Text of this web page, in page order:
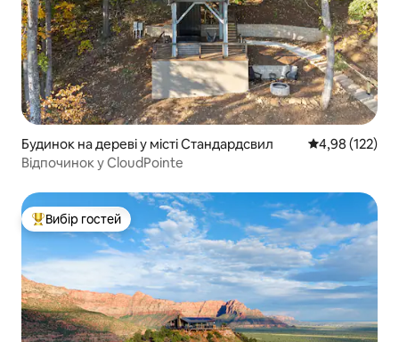
Будинок на дереві у місті Стандардсвил Середня
4,98 (122)
Відпочинок у CloudPointe
Топ вибір гостей
Вибір гостей